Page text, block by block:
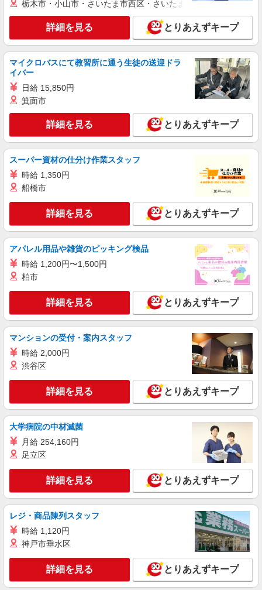
韮崎市≫家庭的でこぢんまりしたグルホ＊家事
時給1500円〜2125円 ＜日払い有/週払い有/交
通費全支給(ガソリン代含む)＞
韮崎市内
キープ 詳細を見る
派遣社員
株式会社kotrio /●MT-H-2009244
毎日通うのが楽しみになる＊ホテルのような美
しいサ高住のSTAFF
時給1500円〜2125円 ＜日払い有/週払い有/交
キープ 詳細を見る
派遣社員
株式会社kotrio /●MT-H-2068848
韮崎市の小さいデイサービス★残業なし♪日勤
時給1500円〜2125円 ＜日払い有/週払い有/交
通費全支給(ガソリン代含む)＞
韮崎市内
キープ 詳細を見る
派遣社員
株式会社kotrio /●MT-H-2069308
韮崎市＊幅広い世代が活動中！サ高住のサポー
トSTAFF
時給1500円〜2150円 ＜日払い有/週払い有/交
通費全支給(ガソリン代含む)＞
詳細を見る
派遣社員
株式会社kotrio /●MT-H-2020419
韮崎市★未経験OKの人間関係に悩まない職場
時給1500円〜2125円 ＜日払い有/週払い有/交
通費全支給(ガソリン代含む)＞
韮崎市内
栃木市・小山市・さいたま市西区・さいたま市岩槻区・久喜市・
詳細を見る とりあえずキープ
マイクロバスにて教習所に通う生徒の送迎ドラ
イバー
日給 15,850円
箕面市
詳細を見る とりあえずキープ
スーパー資材の仕分け作業スタッフ
時給 1,350円
船橋市
詳細を見る とりあえずキープ
アパレル用品や雑貨のピッキング検品
時給 1,200円〜1,500円
柏市
詳細を見る とりあえずキープ
マンションの受付・案内スタッフ
時給 2,000円
渋谷区
詳細を見る とりあえずキープ
大学病院の中材滅菌
月給 254,160円
足立区
詳細を見る とりあえずキープ
レジ・商品陳列スタッフ
時給 1,120円
神戸市垂水区
詳細を見る とりあえずキープ